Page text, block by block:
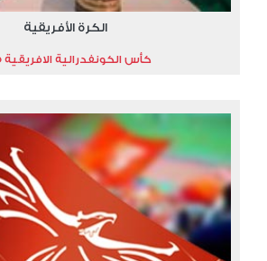
الكرة الأفريقية
كأس الكونفدرالية الافريقية 2025